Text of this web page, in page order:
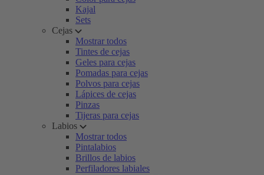
Kajal
Sets
Cejas
Mostrar todos
Tintes de cejas
Geles para cejas
Pomadas para cejas
Polvos para cejas
Lápices de cejas
Pinzas
Tijeras para cejas
Labios
Mostrar todos
Pintalabios
Brillos de labios
Perfiladores labiales